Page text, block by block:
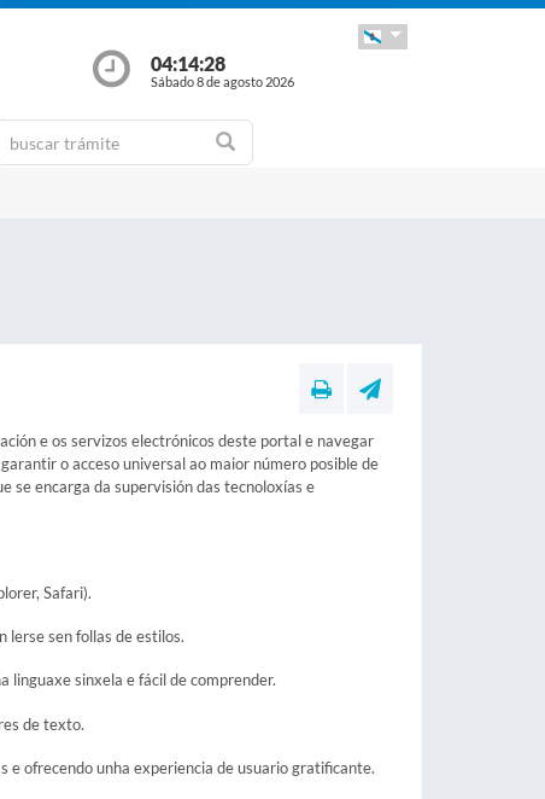
04:14:28
Sábado 8 de agosto 2026
e os servizos electrónicos deste portal e navegar
o acceso universal ao maior número posible de
se encarga da supervisión das tecnoloxías e
Safari).
lerse sen follas de estilos.
linguaxe sinxela e fácil de comprender.
de texto.
e ofrecendo unha experiencia de usuario gratificante.